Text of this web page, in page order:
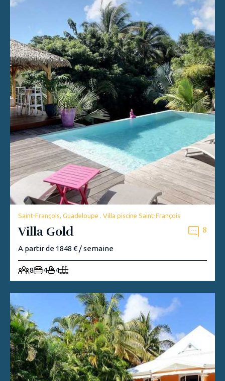
Saint-François, Guadeloupe . Villa piscine Saint-François
Villa Gold 8
A partir de 1848 € / semaine
8 4 4